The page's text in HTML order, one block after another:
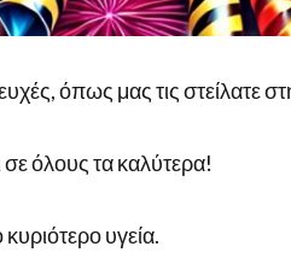
όπως μας τις στείλατε
όλους τα καλύτερα!
υγεία.